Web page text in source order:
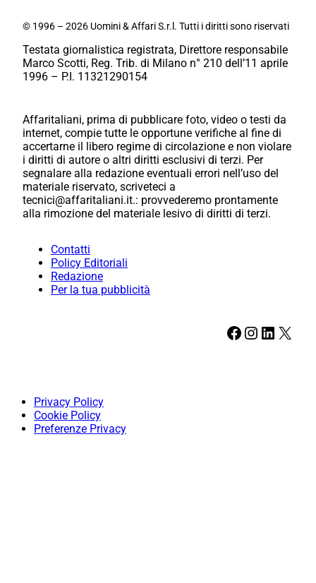
© 1996 – 2026 Uomini & Affari S.r.l. Tutti i diritti sono riservati
Testata giornalistica registrata, Direttore responsabile
Marco Scotti, Reg. Trib. di Milano n° 210 dell’11 aprile
1996 – P.I. 11321290154
Affaritaliani, prima di pubblicare foto, video o testi da
internet, compie tutte le opportune verifiche al fine di
accertarne il libero regime di circolazione e non violare
i diritti di autore o altri diritti esclusivi di terzi. Per
segnalare alla redazione eventuali errori nell’uso del
materiale riservato, scriveteci a
tecnici@affaritaliani.it.: provvederemo prontamente
alla rimozione del materiale lesivo di diritti di terzi.
Contatti
Policy Editoriali
Redazione
Per la tua pubblicità
Facebook Instagram LinkedIn X
Privacy Policy
Cookie Policy
Preferenze Privacy